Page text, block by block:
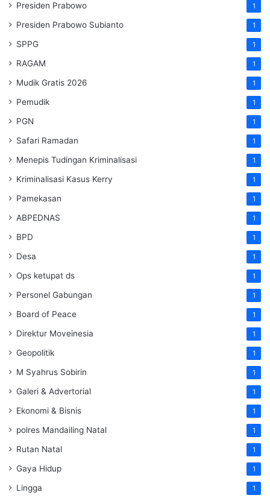
Presiden Prabowo 1
Presiden Prabowo Subianto 1
SPPG 1
RAGAM 1
Mudik Gratis 2026 1
Pemudik 1
PGN 1
Safari Ramadan 1
Menepis Tudingan Kriminalisasi 1
Kriminalisasi Kasus Kerry 1
Pamekasan 1
ABPEDNAS 1
BPD 1
Desa 1
Ops ketupat ds 1
Personel Gabungan 1
Board of Peace 1
Direktur Moveinesia 1
Geopolitik 1
M Syahrus Sobirin 1
Galeri & Advertorial 1
Ekonomi & Bisnis 1
polres Mandailing Natal 1
Rutan Natal 1
Gaya Hidup 1
Lingga 1